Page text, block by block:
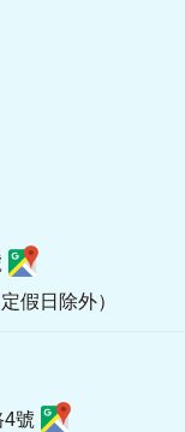
假日除外）
4號